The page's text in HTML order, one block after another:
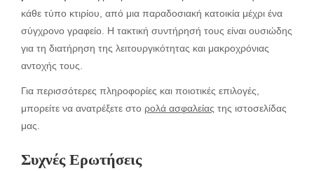
κάθε τύπο κτιρίου, από μια παραδοσιακή κατοικία μέχρι ένα
σύγχρονο γραφείο. Η τακτική συντήρησή τους είναι ουσιώδης
για τη διατήρηση της λειτουργικότητας και μακροχρόνιας
αντοχής τους.
Για περισσότερες πληροφορίες και ποιοτικές επιλογές,
μπορείτε να ανατρέξετε στο ρολά ασφαλείας της ιστοσελίδας
μας.
Συχνές Ερωτήσεις